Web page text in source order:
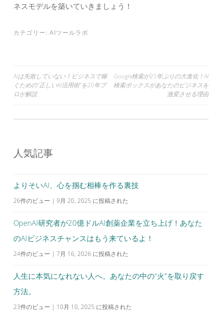
ネスモデルを築いていきましょう！
カテゴリー: AIツールラボ
投
稿
ー
ョ
ン
AIは失敗していない！ビジネスで稼
ぐための”正しいAI活用術”を20年プ
ロが解説
Google検索が25年ぶりの大進化！AI
検索ボックスがあなたのビジネスを
激変させる理由
人気記事
よりそいAI、心を掴む相棒を作る裏技
26件のビュー | 9月 20, 2025 に投稿された
OpenAI研究者が20億ドルAI創薬企業を立ち上げ！あなた
のAIビジネスチャンスはもう来ているよ！
24件のビュー | 7月 16, 2026 に投稿された
人生に本気になれない人へ。あなたの中の“火”を取り戻す
方法。
23件のビュー | 10月 10, 2025 に投稿された